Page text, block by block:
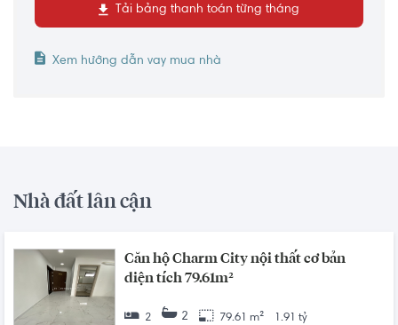
Tải bảng thanh toán từng tháng
Xem hướng dẫn vay mua nhà
Nhà đất lân cận
Căn hộ Charm City nội thất cơ bản
diện tích 79.61m²
2 2 79.61 m² 1.91 tỷ